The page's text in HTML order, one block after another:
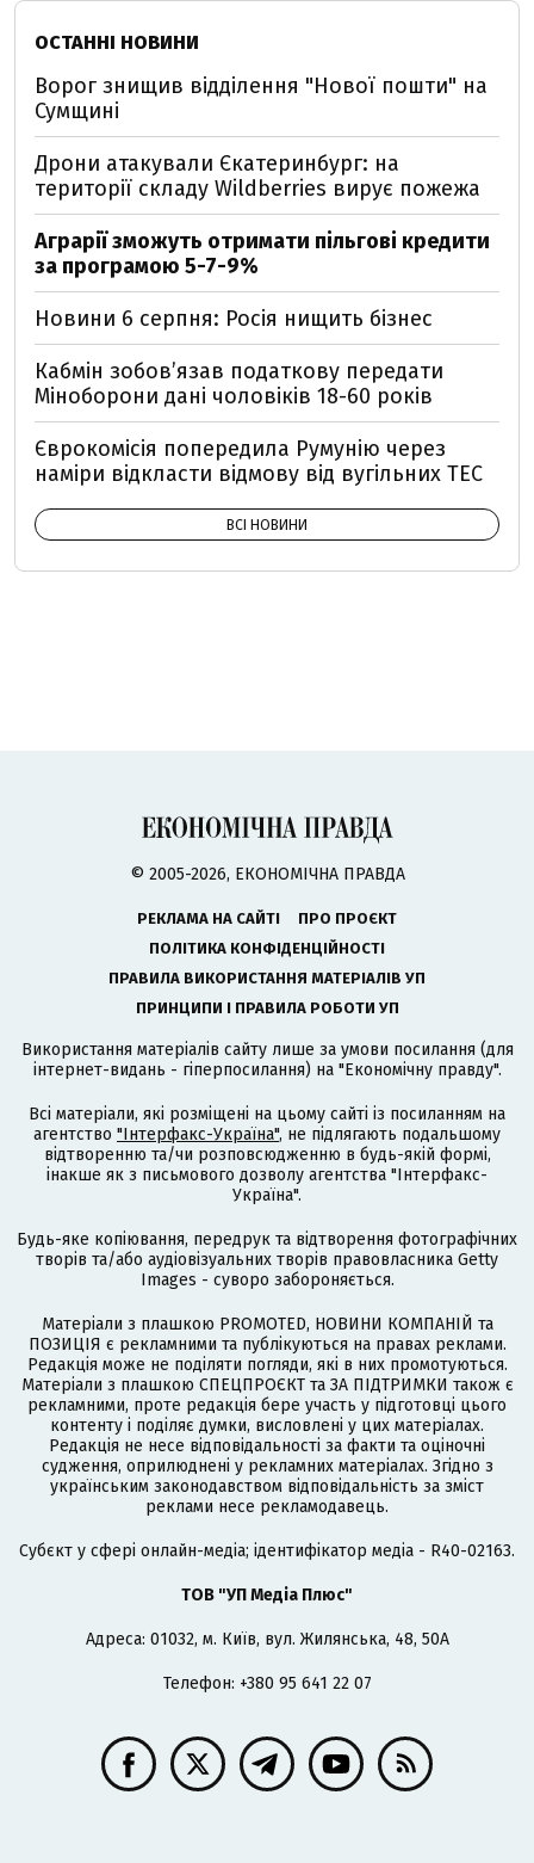
ОСТАННІ НОВИНИ
Ворог знищив відділення "Нової пошти" на
Сумщині
Дрони атакували Єкатеринбург: на
території складу Wildberries вирує пожежа
Аграрії зможуть отримати пільгові кредити
за програмою 5-7-9%
Новини 6 серпня: Росія нищить бізнес
Кабмін зобовʼязав податкову передати
Міноборони дані чоловіків 18-60 років
Єврокомісія попередила Румунію через
наміри відкласти відмову від вугільних ТЕС
ВСІ НОВИНИ
© 2005-2026, ЕКОНОМІЧНА ПРАВДА
РЕКЛАМА НА САЙТІ
ПРО ПРОЄКТ
ПОЛІТИКА КОНФІДЕНЦІЙНОСТІ
ПРАВИЛА ВИКОРИСТАННЯ МАТЕРІАЛІВ УП
ПРИНЦИПИ І ПРАВИЛА РОБОТИ УП
Використання матеріалів сайту лише за умови посилання (для
інтернет-видань - гіперпосилання) на "Економічну правду".
Всі матеріали, які розміщені на цьому сайті із посиланням на
агентство "Інтерфакс-Україна", не підлягають подальшому
відтворенню та/чи розповсюдженню в будь-якій формі,
інакше як з письмового дозволу агентства "Інтерфакс-
Україна".
Будь-яке копіювання, передрук та відтворення фотографічних
творів та/або аудіовізуальних творів правовласника Getty
Images - суворо забороняється.
Матеріали з плашкою PROMOTED, НОВИНИ КОМПАНІЙ та
ПОЗИЦІЯ є рекламними та публікуються на правах реклами.
Редакція може не поділяти погляди, які в них промотуються.
Матеріали з плашкою СПЕЦПРОЄКТ та ЗА ПІДТРИМКИ також є
рекламними, проте редакція бере участь у підготовці цього
контенту і поділяє думки, висловлені у цих матеріалах.
Редакція не несе відповідальності за факти та оціночні
судження, оприлюднені у рекламних матеріалах. Згідно з
українським законодавством відповідальність за зміст
реклами несе рекламодавець.
Cубєкт у сфері онлайн-медіа; ідентифікатор медіа - R40-02163.
ТОВ "УП Медіа Плюс"
Адреса: 01032, м. Київ, вул. Жилянська, 48, 50А
Телефон: +380 95 641 22 07